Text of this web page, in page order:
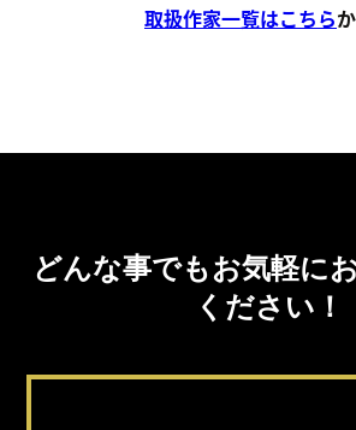
取扱作家一覧はこちら
どんな事でもお気軽に
ください！